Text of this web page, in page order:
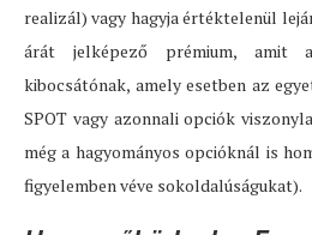
realizál) vagy hagyja értéktelenül
árát jelképező prémium, amit
kibocsátónak, amely esetben az
SPOT vagy azonnali opciók
még a hagyományos opcióknál is
figyelemben véve sokoldalúságukat).